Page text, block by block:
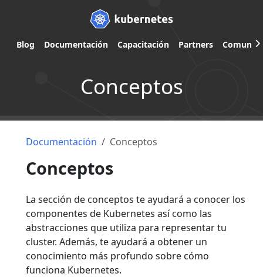
Blog Documentación Capacitación Partners
Conceptos
Documentación Conceptos
Conceptos
La sección de conceptos te ayudará a conocer los
componentes de Kubernetes así como las
abstracciones que utiliza para representar tu
cluster. Además, te ayudará a obtener un
conocimiento más profundo sobre cómo
funciona Kubernetes.